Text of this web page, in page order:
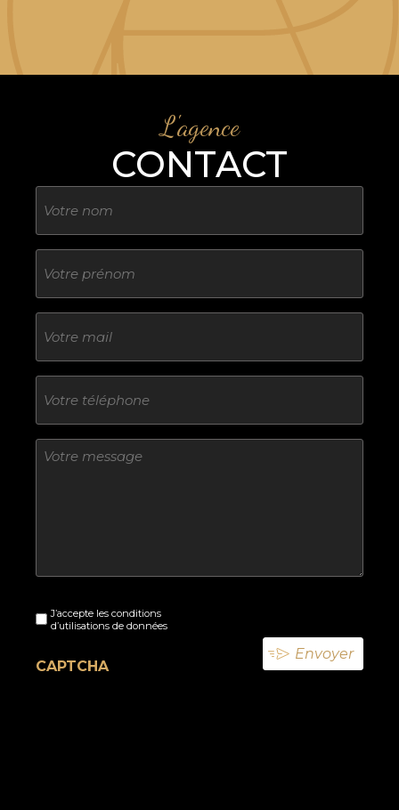
L'agence
CONTACT
Nom
Sans
titre
E-
mail
Téléphone
Sans
titre
titreJ’accepte les conditions
d’utilisations de données
CAPTCHA